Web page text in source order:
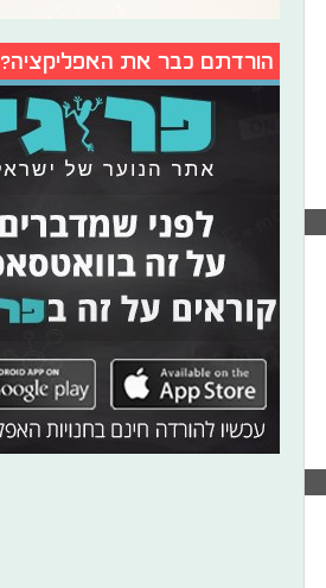
הורדתם כבר את האפליקציה?